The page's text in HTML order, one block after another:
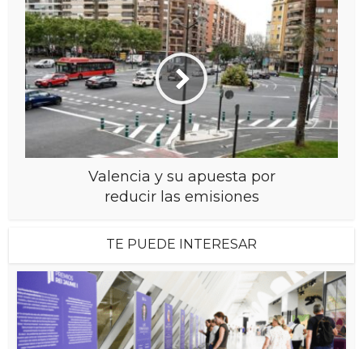
Valencia y su apuesta por
reducir las emisiones
TE PUEDE INTERESAR